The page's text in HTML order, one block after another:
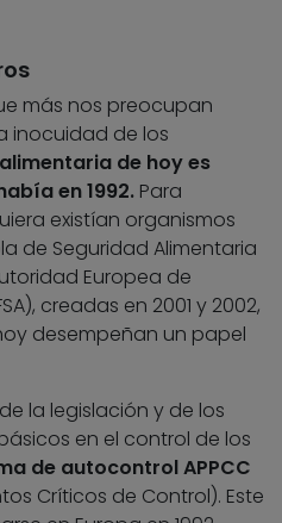
más nos preocupan
inocuidad de los
de hoy es
en 1992. Para
existían organismos
de Seguridad Alimentaria
Europea de
creadas en 2001 y 2002,
desempeñan un papel
la legislación y de los
en el control de los
de autocontrol APPCC
Críticos de Control). Este